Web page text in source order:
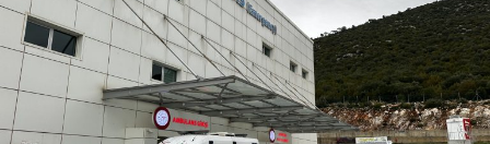
WhatsApp
İhbar Hattı
KÜNYE